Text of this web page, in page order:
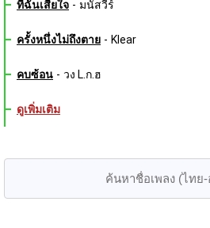
ที่ฉันเสียใจ - มนัสวีร์
ครั้งหนึ่งไม่ถึงตาย - Klear
คบซ้อน - วง L.ก.ฮ
ดูเพิ่มเติม